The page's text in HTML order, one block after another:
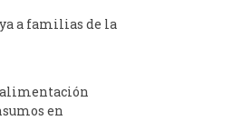
a familias de la
en